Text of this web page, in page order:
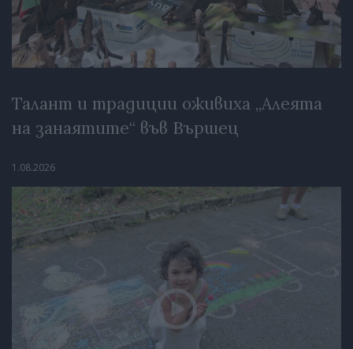
Талант и традиции оживиха „Алеята
на занаятите“ във Вършец
1.08.2026